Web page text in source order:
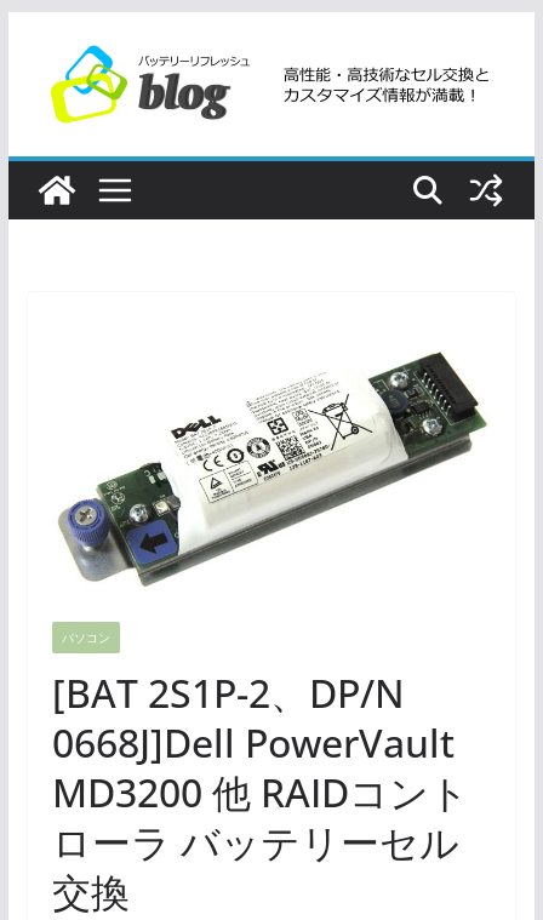
ツ
パソコン
[BAT 2S1P-2、DP/N
0668J]Dell PowerVault
MD3200 他 RAIDコント
ローラ バッテリーセル
交換